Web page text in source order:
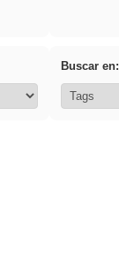
Buscar en: